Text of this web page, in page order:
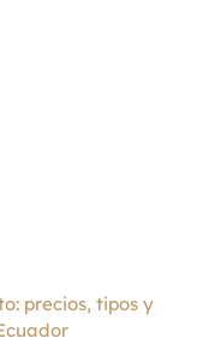
precios, tipos y